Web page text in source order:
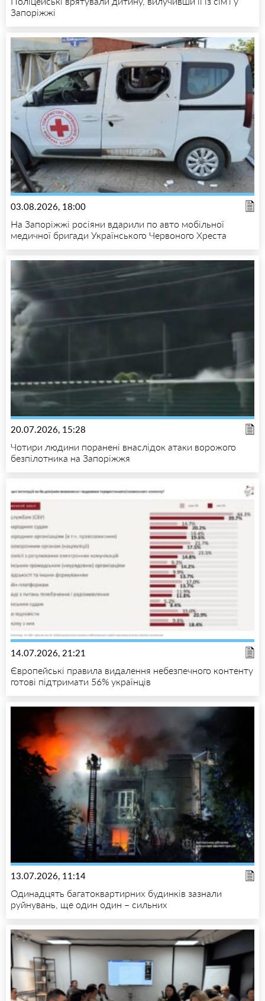
Запоріжжі
03.08.2026, 18:00
На Запоріжжі росіяни вдарили по авто мобільної
медичної бригади Українського Червоного Хреста
20.07.2026, 15:28
Чотири людини поранені внаслідок атаки ворожого
безпілотника на Запоріжжя
14.07.2026, 21:21
Європейські правила видалення небезпечного контенту
готові підтримати 56% українців
13.07.2026, 11:14
Одинадцять багатоквартирних будинків зазнали
руйнувань, ще один один – сильних